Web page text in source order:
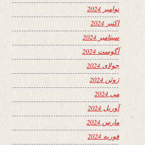
نوامبر 2024
اکتبر 2024
سپتامبر 2024
آگوست 2024
جولای 2024
ژوئن 2024
می 2024
آوریل 2024
مارس 2024
فوریه 2024